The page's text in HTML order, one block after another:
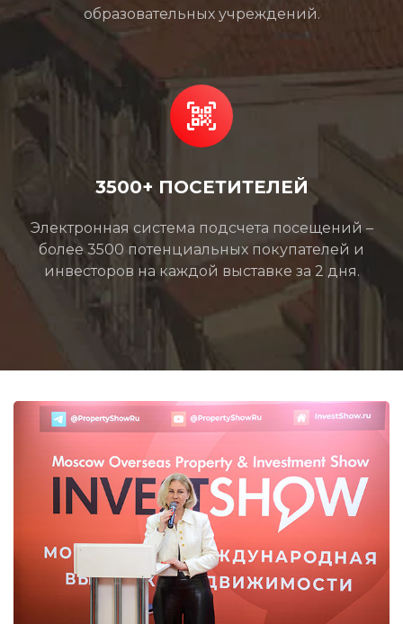
образовательных учреждений.
3500+ ПОСЕТИТЕЛЕЙ
Электронная система подсчета посещений –
более 3500 потенциальных покупателей и
инвесторов на каждой выставке за 2 дня.